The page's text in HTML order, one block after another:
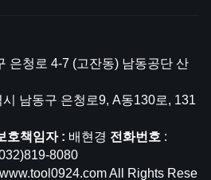
은청로 4-7 (고잔동) 남동공단 산
남동구 은청로9, A동130로, 131
호책임자 : 배현경 전화번호 :
8080
www.tool0924.com All Rights Rese